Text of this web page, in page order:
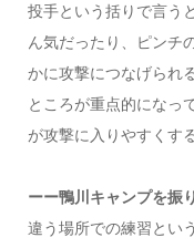
投手という括りで言う
ん気だったり、ピンチ
かに攻撃につなげられ
ところが重点的になっ
が攻撃に入りやすくす
ーー鴨川キャンプを振
違う場所での練習とい